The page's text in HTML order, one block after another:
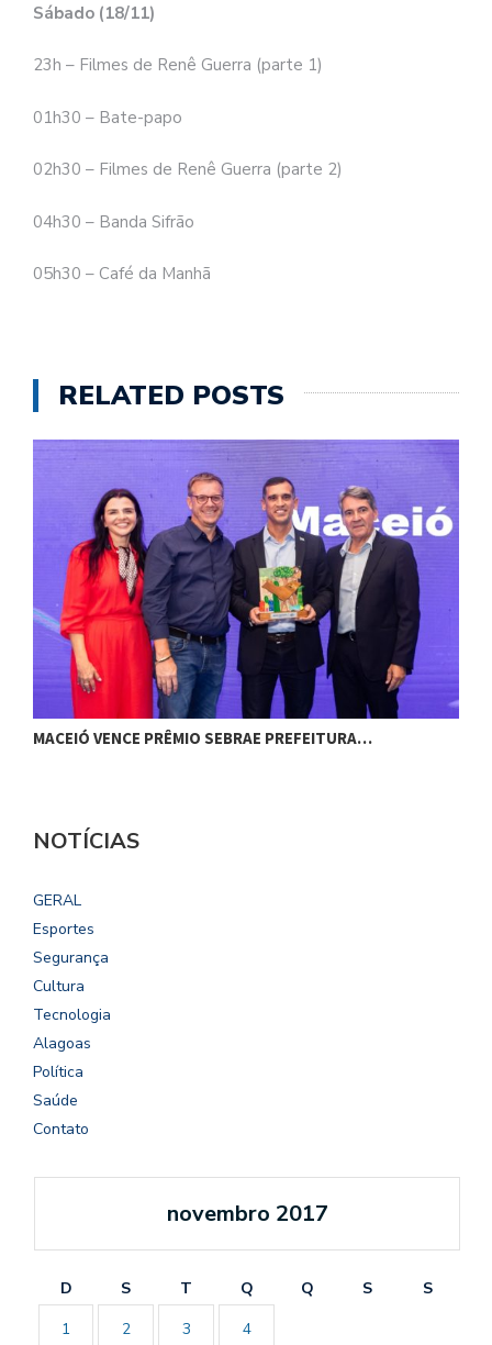
Sábado (18/11)
23h – Filmes de Renê Guerra (parte 1)
01h30 – Bate-papo
02h30 – Filmes de Renê Guerra (parte 2)
04h30 – Banda Sifrão
05h30 – Café da Manhã
RELATED POSTS
MACEIÓ VENCE PRÊMIO SEBRAE PREFEITURA…
NOTÍCIAS
GERAL
Esportes
Segurança
Cultura
Tecnologia
Alagoas
Política
Saúde
Contato
novembro 2017
D S T Q Q S
S
1
2 3 4